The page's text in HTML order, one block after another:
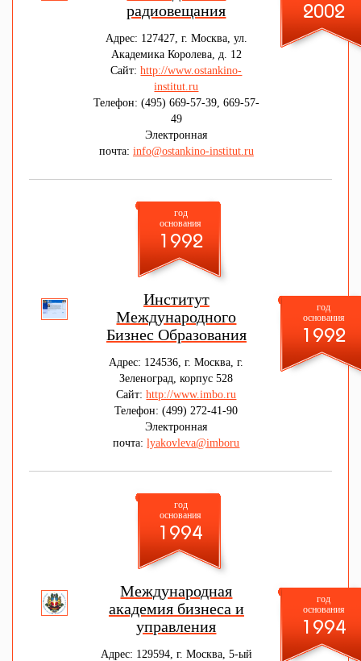
радиовещания
Адрес: 127427, г. Москва, ул.
Академика Королева, д. 12
Сайт:http://www.ostankino-
institut.ru
Телефон: (495) 669-57-39, 669-57-
49
Электронная
почта: info@ostankino-institut.ru
2002
год
основания
1992
Институт
Международного
Бизнес Образования
Адрес: 124536, г. Москва, г.
Зеленоград, корпус 528
Сайт:http://www.imbo.ru
Телефон: (499) 272-41-90
Электронная
почта:lyakovleva@imboru
год
основания
1992
год
основания
1994
Международная
академия бизнеса и
управления
Адрес: 129594, г. Москва, 5-ый
год
основания
1994